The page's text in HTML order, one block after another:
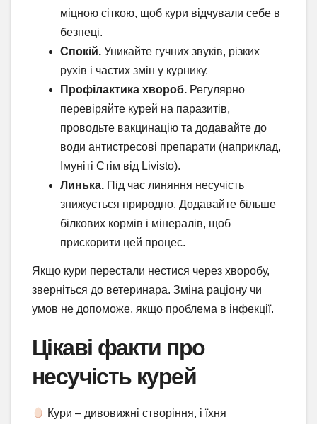
міцною сіткою, щоб кури відчували себе в
безпеці.
Спокій. Уникайте гучних звуків, різких
рухів і частих змін у курнику.
Профілактика хвороб. Регулярно
перевіряйте курей на паразитів,
проводьте вакцинацію та додавайте до
води антистресові препарати (наприклад,
Імуніті Стім від Livisto).
Линька. Під час линяння несучість
знижується природно. Додавайте більше
білкових кормів і мінералів, щоб
прискорити цей процес.
Якщо кури перестали нестися через хворобу,
зверніться до ветеринара. Зміна раціону чи
умов не допоможе, якщо проблема в інфекції.
Цікаві факти про
несучість курей
Кури – дивовижні створіння, і їхня